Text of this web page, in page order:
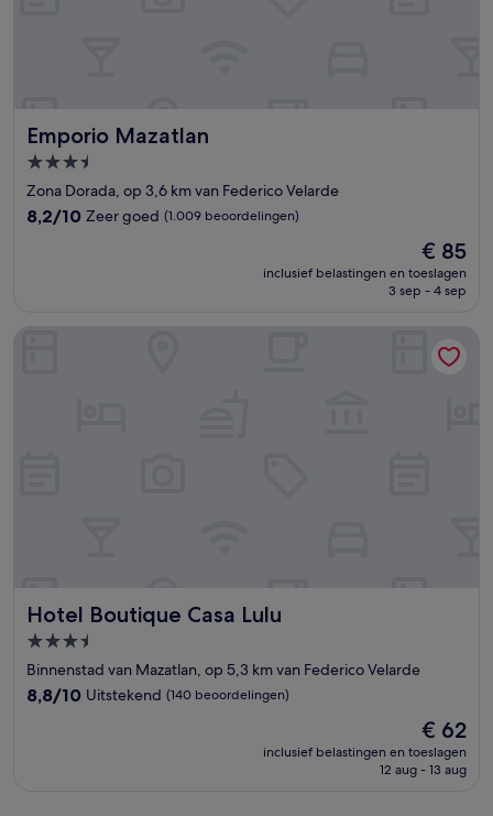
Emporio Mazatlan
Emporio Mazatlan
3.5-
sterrenaccommodatie
Zona Dorada, op 3,6 km van Federico Velarde
8.2
beoordelingen)
8,2/10 Zeer goed (1.009 beoordelingen)
De
prijs
€ 85
inclusief belastingen en toeslagen
3 sep - 4 sep
Hotel Boutique Casa Lulu
Hotel Boutique Casa Lulu
3.5-
sterrenaccommodatie
Binnenstad van Mazatlan, op 5,3 km van Federico Velarde
8.8
8,8/10 Uitstekend (140 beoordelingen)
De
prijs
is
€ 62
inclusief belastingen en toeslagen
12 aug - 13 aug
Hotel Boutique Casa Lulu